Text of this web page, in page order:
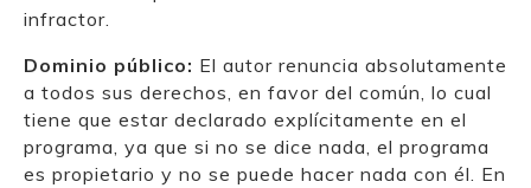
infractor.
Dominio público: El autor renuncia absolutamente
a todos sus derechos, en favor del común, lo cual
tiene que estar declarado explícitamente en el
programa, ya que si no se dice nada, el programa
es propietario y no se puede hacer nada con él. En